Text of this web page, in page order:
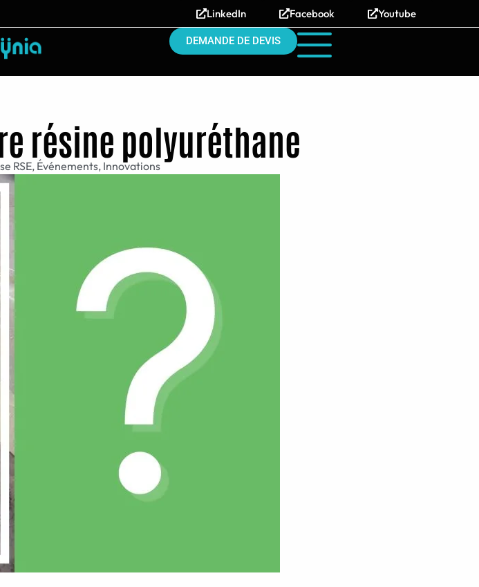
Youtube
Facebook
LinkedIn
DEMANDE DE DEVIS
résine polyuréthane
RSE, Événements, Innovations